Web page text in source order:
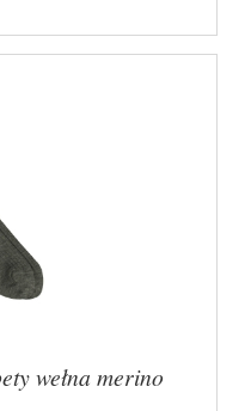
wełna merino